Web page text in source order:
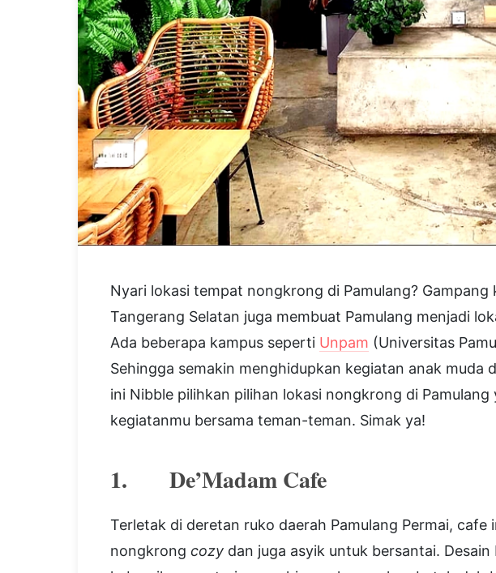
Nyari lokasi tempat nongkrong di Pamulang? Gampang
Tangerang Selatan juga membuat Pamulang menjadi
Ada beberapa kampus seperti Unpam (Universitas
Sehingga semakin menghidupkan kegiatan anak muda
ini Nibble pilihkan pilihan lokasi nongkrong di
kegiatanmu bersama teman-teman. Simak ya!
1. De’Madam Cafe
Terletak di deretan ruko daerah Pamulang Permai,
nongkrong cozy dan juga asyik untuk bersantai.